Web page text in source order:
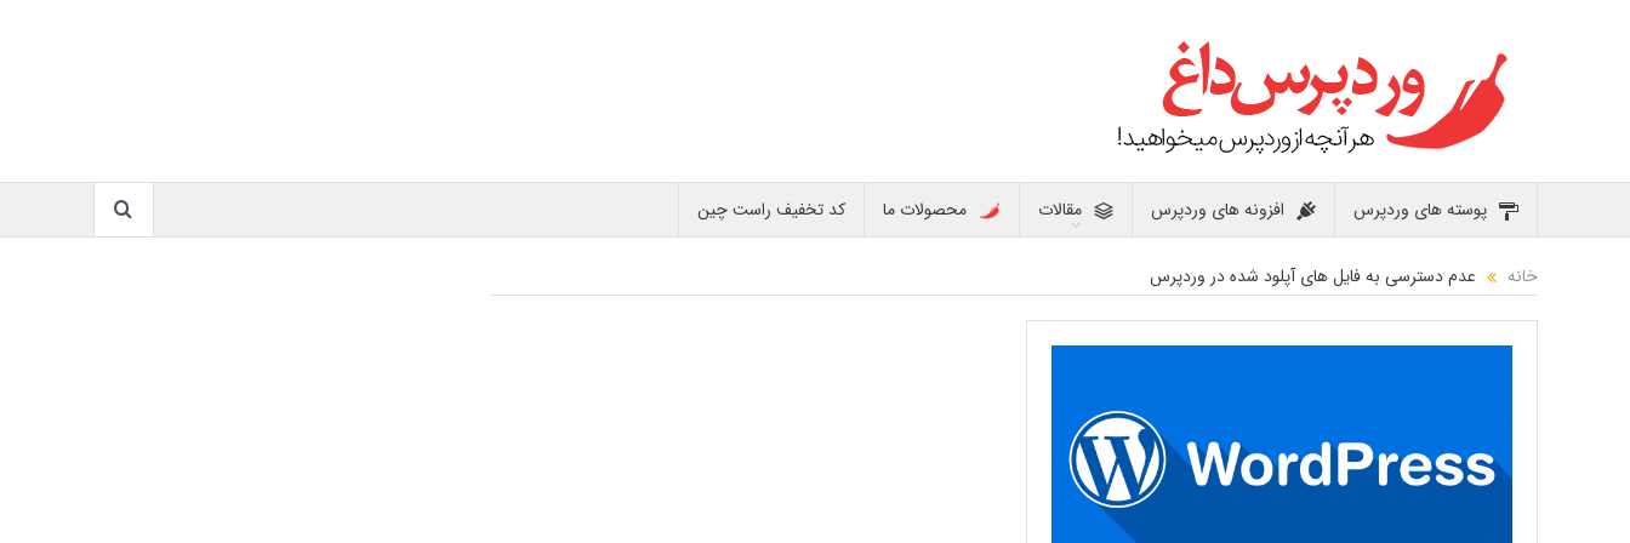
پوسته های وردپرس افزونه های وردپرس مقالات محصولات ما کد تخفیف راست چین
خانه عدم دسترسی به فایل های آپلود شده در وردپرس